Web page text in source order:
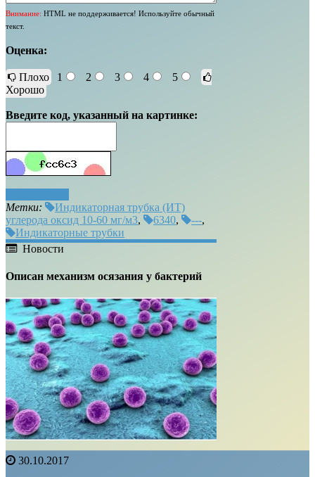
Внимание: HTML не поддерживается! Используйте обычный
текст.
Оценка:
Плохо 1 2 3 4
5
Хорошо
Введите код, указанный на картинке:
Метки:
Индикаторная трубка (ИТ)
углерода оксид 10-60 мг/м3, 6340, ---,
Индикаторные трубки
Новости
Описан механизм осязания у бактерий
30.10.2017